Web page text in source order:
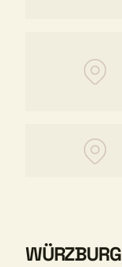
WÜRZBURG